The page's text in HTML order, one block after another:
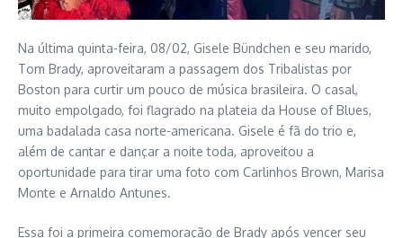
Na última quinta-feira, 08/02, Gisele Bündchen e seu marido,
Tom Brady, aproveitaram a passagem dos Tribalistas por
Boston para curtir um pouco de música brasileira. O casal,
muito empolgado, foi flagrado na plateia da House of Blues,
uma badalada casa norte-americana. Gisele é fã do trio e,
além de cantar e dançar a noite toda, aproveitou a
oportunidade para tirar uma foto com Carlinhos Brown, Marisa
Monte e Arnaldo Antunes.
Essa foi a primeira comemoração de Brady após vencer seu